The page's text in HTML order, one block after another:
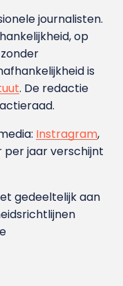
journalisten.
op
is
. De redactie
Instragram,
per jaar verschijnt
gedeeltelijk aan